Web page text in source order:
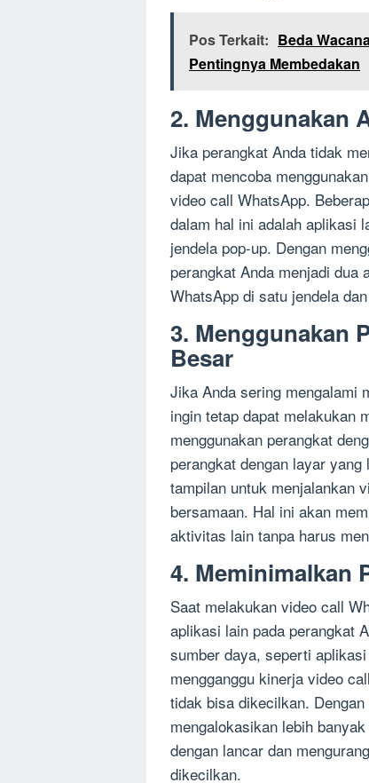
Pos Terkait: Beda
Pentingnya Membedakan
2. Menggunakan
Jika perangkat Anda tidak
dapat mencoba
video call WhatsApp.
dalam hal ini adalah aplikasi
jendela pop-up. Dengan
perangkat Anda menjadi dua
WhatsApp di satu jendela
3. Menggunakan
Besar
Jika Anda sering mengalami
ingin tetap dapat melakukan
menggunakan perangkat
perangkat dengan layar
tampilan untuk menjalankan
bersamaan. Hal ini akan
aktivitas lain tanpa harus
4. Meminimalkan
Saat melakukan video call
aplikasi lain pada perangkat
sumber daya, seperti
mengganggu kinerja video
tidak bisa dikecilkan.
mengalokasikan lebih
dengan lancar dan
dikecilkan.